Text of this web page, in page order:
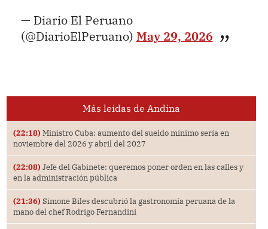
— Diario El Peruano
(@DiarioElPeruano) May 29, 2026
Más leídas de Andina
(22:18) Ministro Cuba: aumento del sueldo mínimo sería en
noviembre del 2026 y abril del 2027
(22:08) Jefe del Gabinete: queremos poner orden en las calles y
en la administración pública
(21:36) Simone Biles descubrió la gastronomía peruana de la
mano del chef Rodrigo Fernandini